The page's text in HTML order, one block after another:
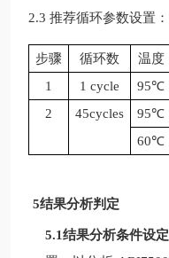
2.3 推荐循环参数设置：
步骤 循环数 温度
1
1 cycle 95℃
2
45cycles 95℃
60℃
5结果分析判定
5.1结果分析条件设定